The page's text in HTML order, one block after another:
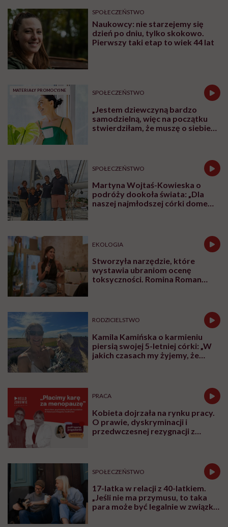
SPOŁECZEŃSTWO
Naukowcy: nie starzejemy się
dzień po dniu, tylko skokowo.
Pierwszy taki etap to wiek 44 lat
MATERIAŁY PROMOCYJNE SPOŁECZEŃSTWO
„Jestem dziewczyną bardzo
samodzielną, więc na początku
stwierdziłam, że muszę o siebie
SPOŁECZEŃSTWO
Martyna Wojtaś-Kowieska o
podróży dookoła świata: „Dla
naszej najmłodszej córki domem
EKOLOGIA
Stworzyła narzędzie, które
wystawia ubraniom ocenę
toksyczności. Romina Roman
RODZICIELSTWO
Kamila Kamińska o karmieniu
piersią swojej 5-letniej córki: „W
jakich czasach my żyjemy, że
PRACA
Kobieta dojrzała na rynku pracy.
O prawie, dyskryminacji i
przedwczesnej rezygnacji z
SPOŁECZEŃSTWO
17-latka w relacji z 40-latkiem.
„Jeśli nie ma przymusu, to taka
para może być legalnie w związku.